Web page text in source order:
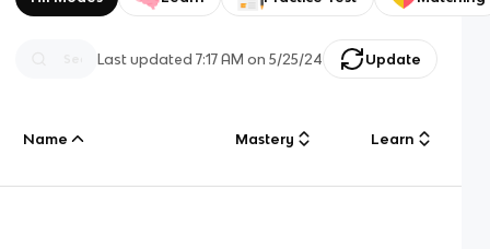
Last updated7:17 AM on 5/25/24 Update
Name Mastery Learn